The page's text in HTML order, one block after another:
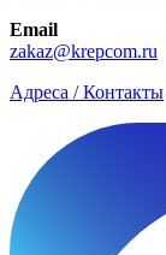
Email
zakaz@krepcom.ru
Адреса / Контакты